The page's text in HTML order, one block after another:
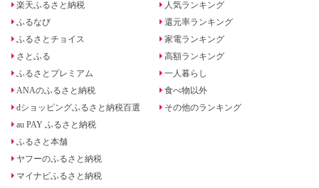
楽天ふるさと納税
ふるなび
ふるさとチョイス
さとふる
ふるさとプレミアム
ANAのふるさと納税
dショッピングふるさと納税百選
au PAY ふるさと納税
ふるさと本舗
ヤフーのふるさと納税
マイナビふるさと納税
人気ランキング
還元率ランキング
家電ランキング
高額ランキング
一人暮らし
食べ物以外
その他のランキング